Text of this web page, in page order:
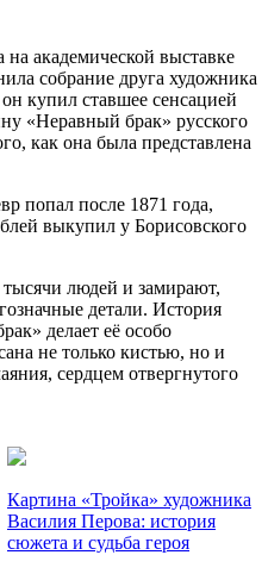
академической выставке
собрание друга художника
купил ставшее сенсацией
«Неравный брак» русского
как она была представлена
попал после 1871 года,
выкупил у Борисовского
людей и замирают,
детали. История
делает её особо
не только кистью, но и
сердцем отвергнутого
Картина «Тройка» художника
Василия Перова: история
сюжета и судьба героя